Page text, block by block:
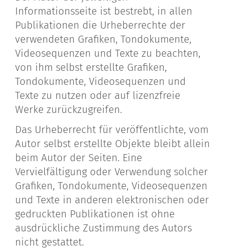
Informationsseite ist bestrebt, in allen
Publikationen die Urheberrechte der
verwendeten Grafiken, Tondokumente,
Videosequenzen und Texte zu beachten,
von ihm selbst erstellte Grafiken,
Tondokumente, Videosequenzen und
Texte zu nutzen oder auf lizenzfreie
Werke zurückzugreifen.
Das Urheberrecht für veröffentlichte, vom
Autor selbst erstellte Objekte bleibt allein
beim Autor der Seiten. Eine
Vervielfältigung oder Verwendung solcher
Grafiken, Tondokumente, Videosequenzen
und Texte in anderen elektronischen oder
gedruckten Publikationen ist ohne
ausdrückliche Zustimmung des Autors
nicht gestattet.